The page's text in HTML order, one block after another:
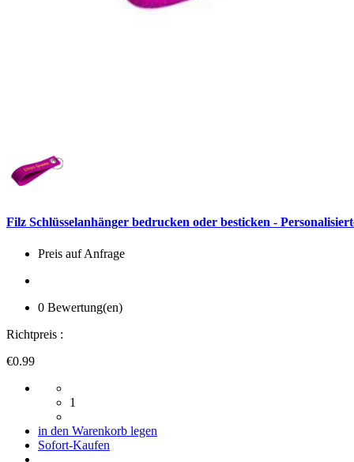
Filz Schlüsselanhänger bedrucken oder besticken -
Preis auf Anfrage
0 Bewertung(en)
Richtpreis :
€0.99
1
in den Warenkorb legen
Sofort-Kaufen